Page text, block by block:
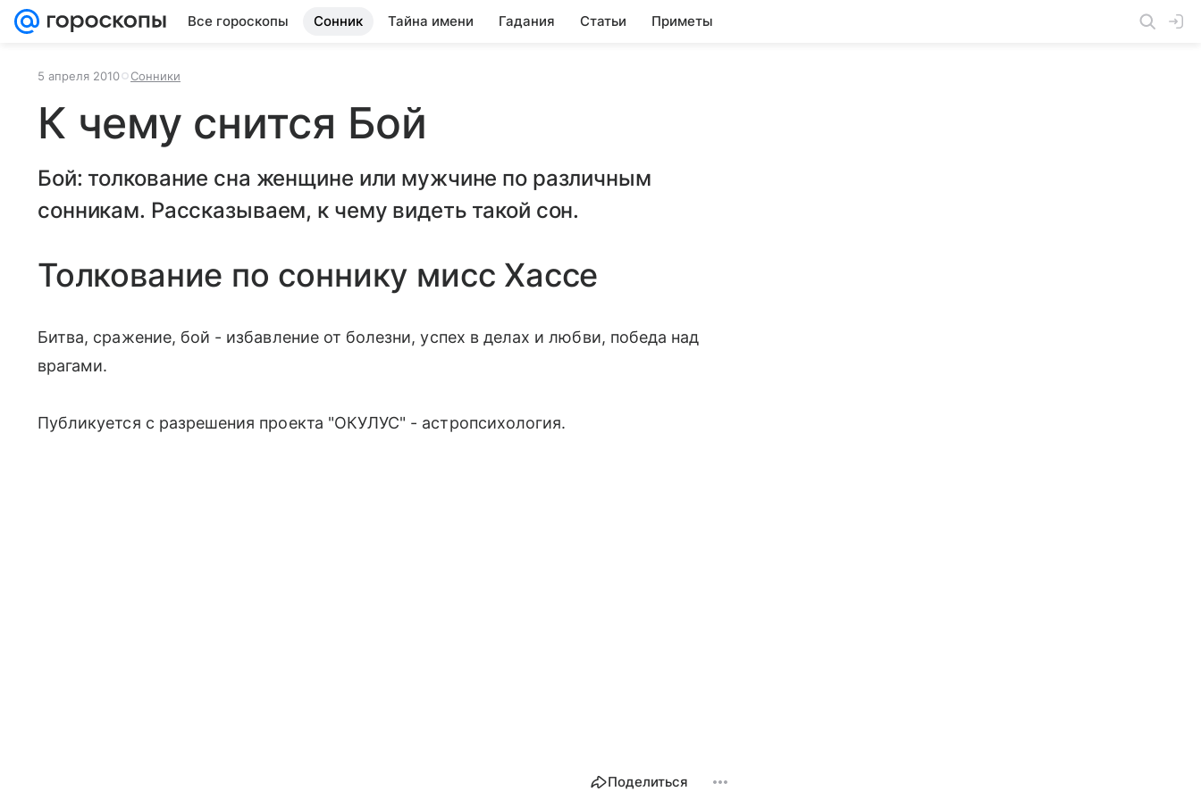
Все гороскопы Сонник Тайна имени Гадания Статьи Приметы
5 апреля 2010 Сонники
К чему снится Бой
Бой: толкование сна женщине или мужчине по различным
сонникам. Рассказываем, к чему видеть такой сон.
Толкование по соннику мисс Хассе
Битва, сражение, бой - избавление от болезни, успех в делах и любви, победа над
врагами.
Публикуется с разрешения проекта "ОКУЛУС" - астропсихология.
Поделиться